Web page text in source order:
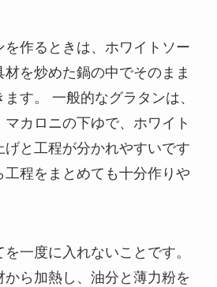
作るときは、ホワイトソー
を炒めた鍋の中でそのまま
す。 一般的なグラタンは、
カロニの下ゆで、ホワイト
げと工程が分かれやすいです
工程をまとめても十分作りや
一度に入れないことです。
から加熱し、油分と薄力粉を